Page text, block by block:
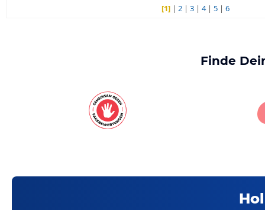
[1] |2 |3 |4| 5 |6
Finde